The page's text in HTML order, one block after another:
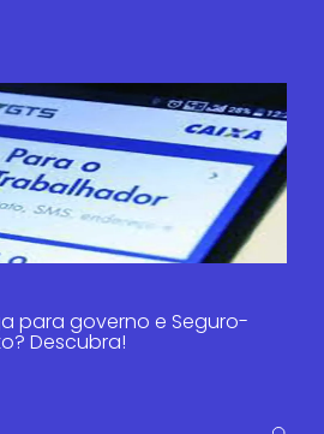
para governo e Seguro-
Descubra!